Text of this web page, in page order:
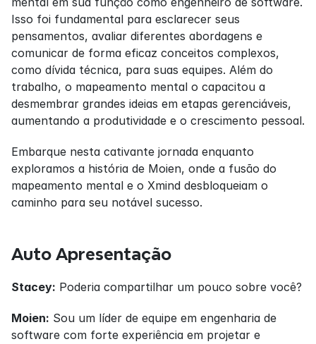
Isso foi fundamental para esclarecer seus
pensamentos, avaliar diferentes abordagens e
comunicar de forma eficaz conceitos complexos,
como dívida técnica, para suas equipes. Além do
trabalho, o mapeamento mental o capacitou a
desmembrar grandes ideias em etapas gerenciáveis,
aumentando a produtividade e o crescimento pessoal.
Embarque nesta cativante jornada enquanto
exploramos a história de Moien, onde a fusão do
mapeamento mental e o Xmind desbloqueiam o
caminho para seu notável sucesso.
Auto Apresentação
Stacey: Poderia compartilhar um pouco sobre você?
Moien: Sou um líder de equipe em engenharia de
software com forte experiência em projetar e